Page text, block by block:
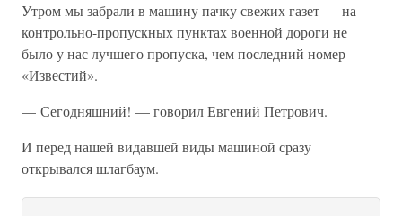
Утром мы забрали в машину пачку свежих газет — на
контрольно-пропускных пунктах военной дороги не
было у нас лучшего пропуска, чем последний номер
«Известий».
— Сегодняшний! — говорил Евгений Петрович.
И перед нашей видавшей виды машиной сразу
открывался шлагбаум.